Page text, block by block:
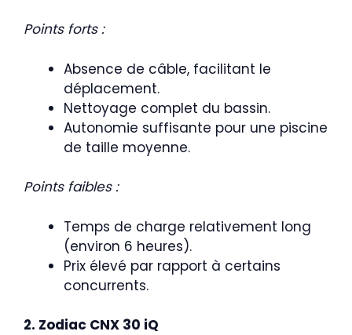
Points forts :
Absence de câble, facilitant le
déplacement.
Nettoyage complet du bassin.
Autonomie suffisante pour une piscine
de taille moyenne.
Points faibles :
Temps de charge relativement long
(environ 6 heures).
Prix élevé par rapport à certains
concurrents.
2. Zodiac CNX 30 iQ